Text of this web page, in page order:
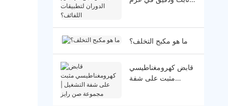
ما هو مكبح التخلف؟
قابض كهرومغناطيسي
مثبت على شفة